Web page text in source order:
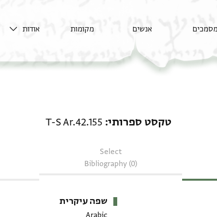
מסמכים אנשים מקומות אודות
טקסט ספרותי T-S Ar.42.155
Select
Bibliography (0)
שפה עיקרית